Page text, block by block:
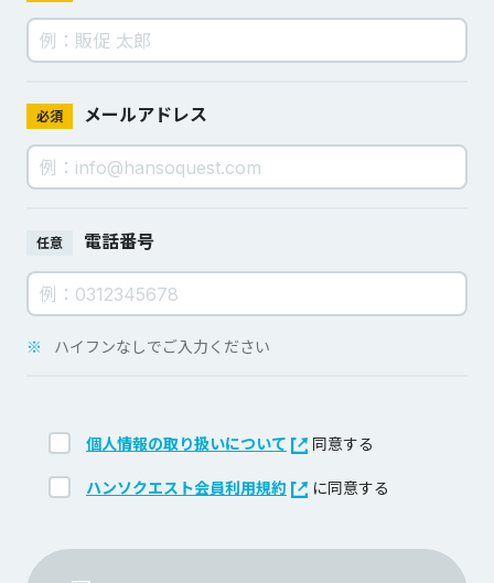
必須 メールアドレス
任意 電話番号
※ ハイフンなしでご入力ください
個人情報の取り扱いについて 同意する
ハンソクエスト会員利用規約 に同意する